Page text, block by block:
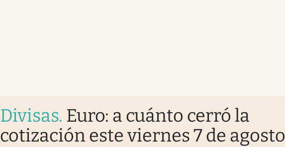
Divisas. Euro: a cuánto cerró la
cotización este viernes 7 de agosto